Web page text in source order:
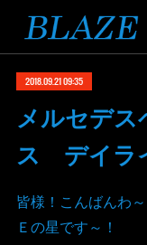
2018.09.21 09:35
メルセデ
ス デイラ
皆様！こんばんわ
Ｅの星です～！